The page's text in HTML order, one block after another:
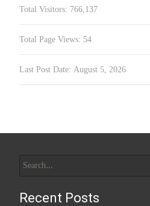
Total Visitors: 766,137
Total Page Views: 54
Last Post Date: August 5, 2026
for:
Recent Posts